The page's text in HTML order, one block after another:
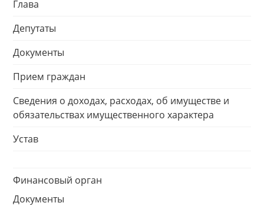
Глава
Депутаты
Документы
Прием граждан
Сведения о доходах, расходах, об имуществе и
обязательствах имущественного характера
Устав
Финансовый орган
Документы